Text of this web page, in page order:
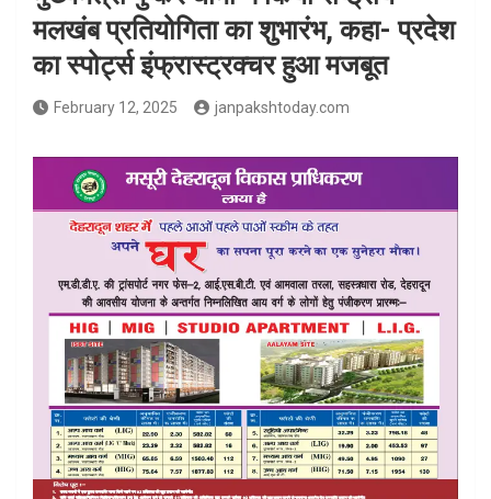
मलखंब प्रतियोगिता का शुभारंभ, कहा- प्रदेश
का स्पोर्ट्स इंफ्रास्ट्रक्चर हुआ मजबूत
February 12, 2025 janpakshtoday.com